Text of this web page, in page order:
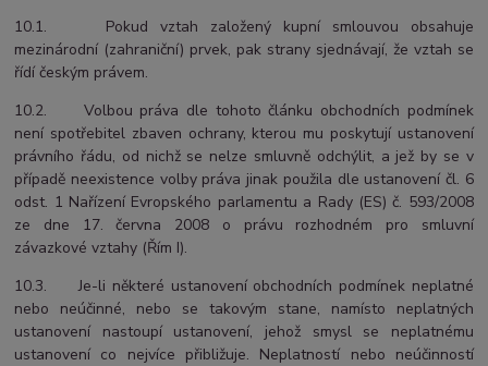
10.1. Pokud vztah založený kupní smlouvou obsahuje
mezinárodní (zahraniční) prvek, pak strany sjednávají, že vztah se
řídí českým právem.
10.2. Volbou práva dle tohoto článku obchodních podmínek
není spotřebitel zbaven ochrany, kterou mu poskytují ustanovení
právního řádu, od nichž se nelze smluvně odchýlit, a jež by se v
případě neexistence volby práva jinak použila dle ustanovení čl. 6
odst. 1 Nařízení Evropského parlamentu a Rady (ES) č. 593/2008
ze dne 17. června 2008 o právu rozhodném pro smluvní
závazkové vztahy (Řím I).
10.3. Je-li některé ustanovení obchodních podmínek neplatné
nebo neúčinné, nebo se takovým stane, namísto neplatných
ustanovení nastoupí ustanovení, jehož smysl se neplatnému
ustanovení co nejvíce přibližuje. Neplatností nebo neúčinností